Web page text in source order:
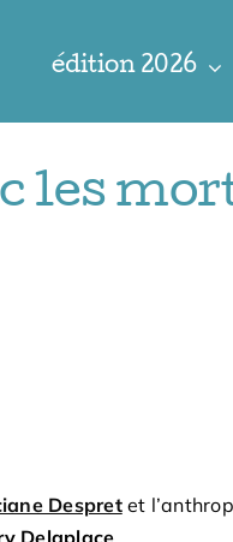
édition 2026
les
Despretet
Delaplace